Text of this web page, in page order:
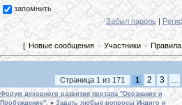
запомнить
Забыл пароль|
[ Новые сообщения · Участники ·
Страница 1 из 171 1 2 3 …
Форум духовного развития портала "Осознание и
Пробуждение". » Задать любые вопросы Индиго и